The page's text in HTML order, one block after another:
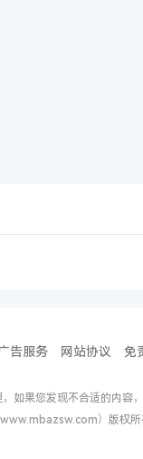
告服务 网站协议 免
如果您发现不合适的内容
）版权